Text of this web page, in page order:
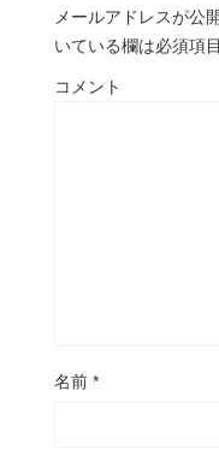
メールアドレスが公
いている欄は必須項
コメント
名前 *